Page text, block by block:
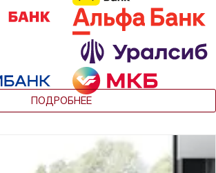
ПОДРОБНЕЕ